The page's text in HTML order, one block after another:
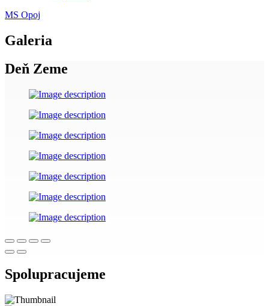
MS Opoj
Galeria
Deň Zeme
Spolupracujeme